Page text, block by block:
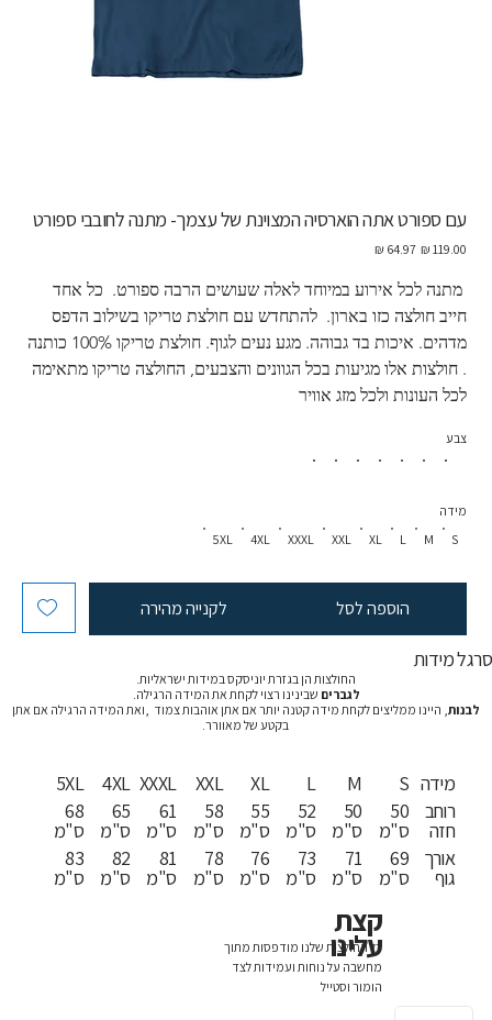
עם ספורט אתה הוארסיה המצוינת של עצמך- מתנה לחובבי ספורט
מחיר
מחיר
‏64.97 ‏₪
מתנה לכל אירוע במיוחד לאלה שעושים הרבה ספורט.  כל אחד
חייב חולצה כזו בארון.  להתחדש עם חולצת טריקו בשילוב הדפס
מדהים. איכות בד גבוהה. מגע נעים לגוף. חולצת טריקו 100% כותנה
. חולצות אלו מגיעות בכל הגוונים והצבעים, החולצה טריקו מתאימה
לכל העונות ולכל מזג אוויר
צבע
S
M
L
XL
XXL
XXXL
4XL
5XL
מידה
הוספה לסל לקנייה מהירה
סרגל מידות
החולצות הן בגזרת יוניסקס במידות ישראליות.
לגברים שבינינו רצוי לקחת את המידה הרגילה.
לבנות, היינו ממליצים לקחת מידה קטנה יותר אם אתן אוהבות צמוד ,ואת המידה הרגילה אם אתן
בקטע של מאוורר.
5XL
68
ס"מ
83
ס"מ
4XL
65
ס"מ
82
ס"מ
XXXL
61
ס"מ
81
ס"מ
XXL
58
ס"מ
78
ס"מ
XL
55
ס"מ
76
ס"מ
L
52
ס"מ
73
ס"מ
M
50
ס"מ
71
ס"מ
S
50
ס"מ
69
ס"מ
מידה
רוחב
חזה
אורך
גוף
כל החולצות שלנו מודפסות מתוך
מחשבה על נוחות ועמידות לצד
הומור וסטייל
קצת
עלינו